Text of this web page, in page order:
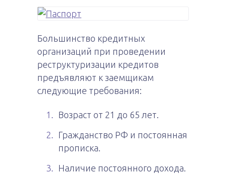
Большинство кредитных
организаций при проведении
реструктуризации кредитов
предъявляют к заемщикам
следующие требования:
Возраст от 21 до 65 лет.
Гражданство РФ и постоянная
прописка.
Наличие постоянного дохода.